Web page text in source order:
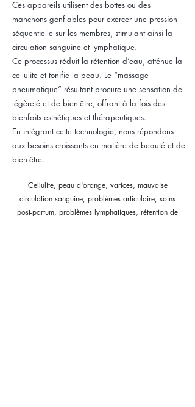
Ces appareils utilisent des bottes ou des
manchons gonflables pour exercer une pression
séquentielle sur les membres, stimulant ainsi la
circulation sanguine et lymphatique.
Ce processus réduit la rétention d’eau, atténue la
cellulite et tonifie la peau. Le “massage
pneumatique” résultant procure une sensation de
légèreté et de bien-être, offrant à la fois des
bienfaits esthétiques et thérapeutiques.
En intégrant cette technologie, nous répondons
aux besoins croissants en matière de beauté et de
bien-être.
Cellulite, peau d'orange, varices, mauvaise
circulation sanguine, problèmes articulaire, soins
post-partum, problèmes lymphatiques, rétention de